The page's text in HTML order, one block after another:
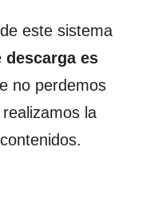
este sistema
es
no perdemos
la